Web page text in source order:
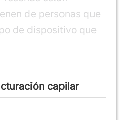
de personas que
de dispositivo que
capilar